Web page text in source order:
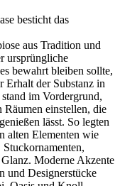
besticht das
aus Tradition und
ursprüngliche
bewahrt bleiben sollte,
Erhalt der Substanz in
im Vordergrund,
einstellen, die
lässt. So legten
alten Elementen wie
Moderne Akzente
und Designerstücke